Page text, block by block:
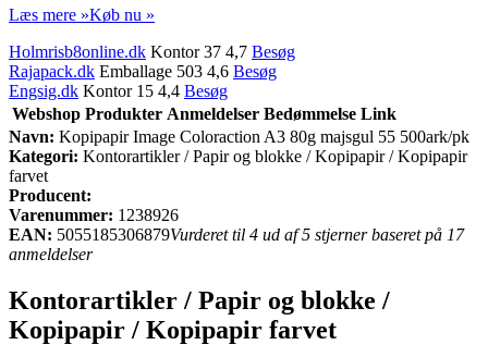
Læs mere »Køb nu »
Holmrisb8online.dk Kontor 37 4,7 Besøg
Rajapack.dk Emballage 503 4,6 Besøg
Engsig.dk Kontor 15 4,4 Besøg
Webshop Produkter Anmeldelser Bedømmelse Link
Navn: Kopipapir Image Coloraction A3 80g majsgul 55 500ark/pk
Kategori: Kontorartikler / Papir og blokke / Kopipapir / Kopipapir
farvet
Producent:
Varenummer: 1238926
EAN: 5055185306879Vurderet til 4 ud af 5 stjerner baseret på 17
anmeldelser
Kontorartikler / Papir og blokke /
Kopipapir / Kopipapir farvet